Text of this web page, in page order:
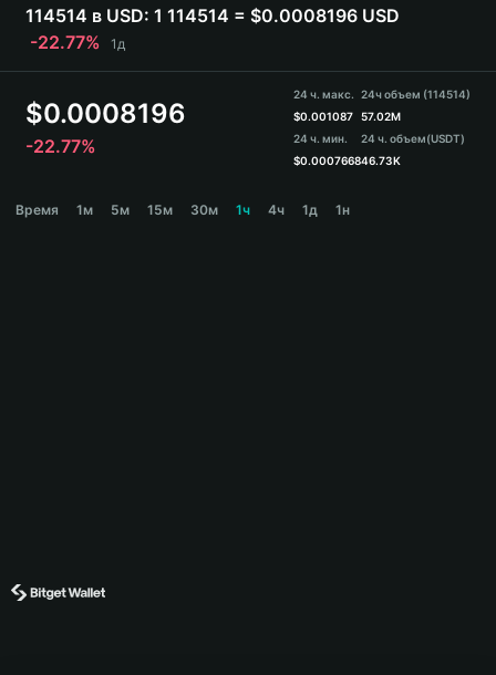
Bahasa Indonesia
ภาษาไทย
हिन्दी
Español
Português (Brasil)
114514 в USD: 1 114514 = $0.0008196 USD
-22.77%
1д
$0.0008196
-22.77%
24 ч. макс.
$0.001087
24 ч. мин.
$0.0007668
24ч объем (114514)
57.02M
24 ч. объем(USDT)
46.73K
Время 1м 5м 15м 30м 1ч 4ч 1д 1н